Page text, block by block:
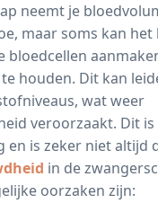
neemt je
maar soms kan het
bloedcellen
houden. Dit kan
wat weer
veroorzaakt. Dit is
en is zeker niet altijd
in de
oorzaken zijn: